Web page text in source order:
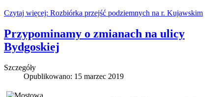
Czytaj więcej: Rozbiórka przejść podziemnych na r. Kujawskim
Przypominamy o zmianach na ulicy
Bydgoskiej
Szczegóły
Opublikowano: 15 marzec 2019